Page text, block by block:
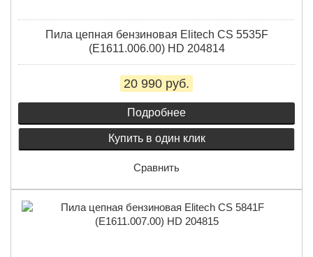
Пила цепная бензиновая Elitech CS 5535F
(E1611.006.00) HD 204814
20 990 руб.
Подробнее
Купить в один клик
Сравнить